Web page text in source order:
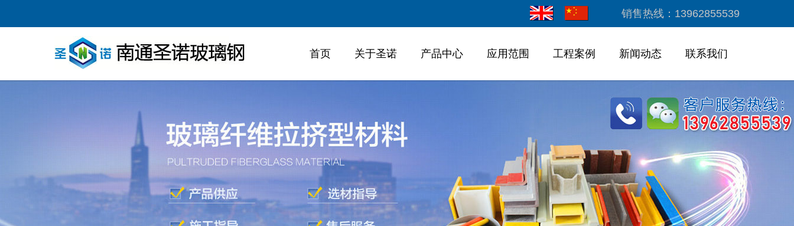
销售热线：13962855539
首页 关于圣诺 产品中心 应用范围 工程案例 新闻动态 联系我们